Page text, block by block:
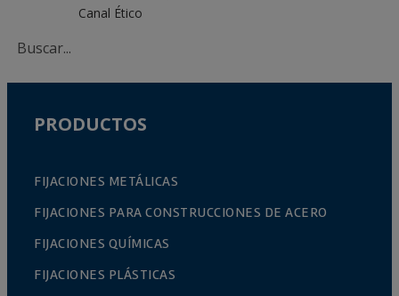
Canal Ético
PRODUCTOS
FIJACIONES METÁLICAS
FIJACIONES PARA CONSTRUCCIONES DE ACERO
FIJACIONES QUÍMICAS
FIJACIONES PLÁSTICAS